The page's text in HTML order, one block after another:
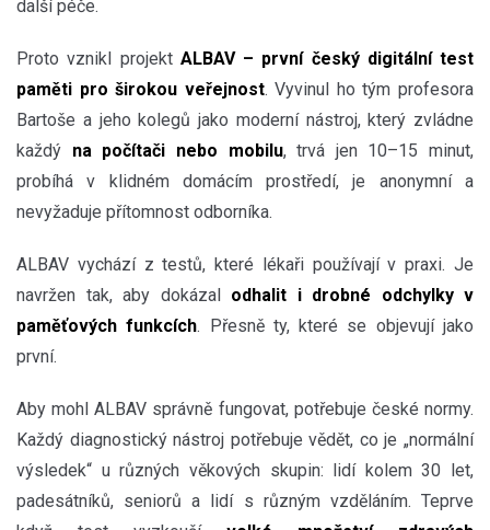
další péče.
Proto vznikl projekt ALBAV – první český digitální test
paměti pro širokou veřejnost. Vyvinul ho tým profesora
Bartoše a jeho kolegů jako moderní nástroj, který zvládne
každý na počítači nebo mobilu, trvá jen 10–15 minut,
probíhá v klidném domácím prostředí, je anonymní a
nevyžaduje přítomnost odborníka.
ALBAV vychází z testů, které lékaři používají v praxi. Je
navržen tak, aby dokázal odhalit i drobné odchylky v
paměťových funkcích. Přesně ty, které se objevují jako
první.
Aby mohl ALBAV správně fungovat, potřebuje české normy.
Každý diagnostický nástroj potřebuje vědět, co je „normální
výsledek“ u různých věkových skupin: lidí kolem 30 let,
padesátníků, seniorů a lidí s různým vzděláním. Teprve